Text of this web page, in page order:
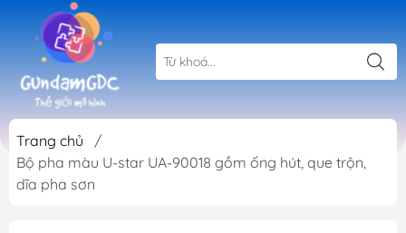
Trang chủ
/
Bộ pha màu U-star UA-90018 gồm ống hút, que trộn,
dĩa pha sơn